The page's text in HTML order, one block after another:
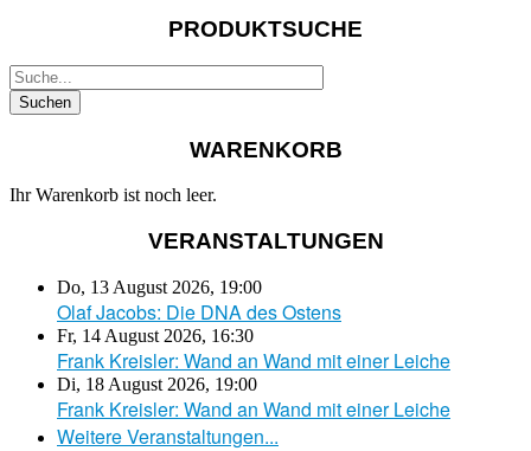
PRODUKTSUCHE
WARENKORB
Ihr Warenkorb ist noch leer.
VERANSTALTUNGEN
Do, 13 August 2026, 19:00
Olaf Jacobs: Die DNA des Ostens
Fr, 14 August 2026, 16:30
Frank Kreisler: Wand an Wand mit einer Leiche
Di, 18 August 2026, 19:00
Frank Kreisler: Wand an Wand mit einer Leiche
Weitere Veranstaltungen...